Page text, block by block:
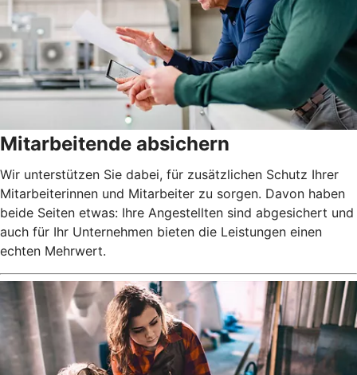
Mitarbeitende absichern
Wir unterstützen Sie dabei, für zusätzlichen Schutz Ihrer
Mitarbeiterinnen und Mitarbeiter zu sorgen. Davon haben
beide Seiten etwas: Ihre Angestellten sind abgesichert und
auch für Ihr Unternehmen bieten die Leistungen einen
echten Mehrwert.